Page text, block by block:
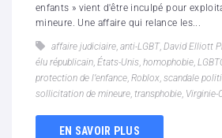
enfants » vient d'être inculpé pour
mineure. Une affaire qui relance les...
affaire judiciaire, anti-LGBT, David Elliott
élu républicain, États-Unis, homophobie,
protection de l’enfance, Roblox, scandale
sollicitation de mineure, transphobie, Virginie-
EN SAVOIR PLUS